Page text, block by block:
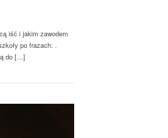
iść i jakim zawodem
po frazach: .
do […]